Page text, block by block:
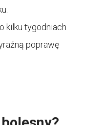
kilku tygodniach
poprawę